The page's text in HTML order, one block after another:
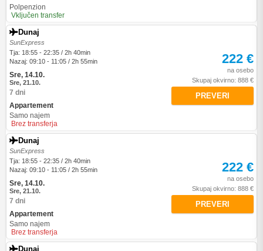
Polpenzion
Vključen transfer
Dunaj
SunExpress
Tja: 18:55 - 22:35 / 2h 40min
Nazaj: 09:10 - 11:05 / 2h 55min
Sre, 14.10.
Sre, 21.10.
7 dni
Appartement
Samo najem
Brez transferja
222 €
na osebo
Skupaj okvirno: 888 €
PREVERI
Dunaj
SunExpress
Tja: 18:55 - 22:35 / 2h 40min
Nazaj: 09:10 - 11:05 / 2h 55min
Sre, 14.10.
Sre, 21.10.
7 dni
Appartement
Samo najem
Brez transferja
222 €
na osebo
Skupaj okvirno: 888 €
PREVERI
Dunaj